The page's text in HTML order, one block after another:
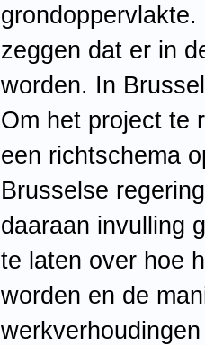
zeggen dat er in
worden. In
Om het project te
een richtschema
Brusselse
daaraan invulling
te laten over hoe
worden en de